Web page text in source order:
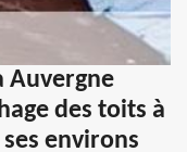
Auvergne
des toits à
environs